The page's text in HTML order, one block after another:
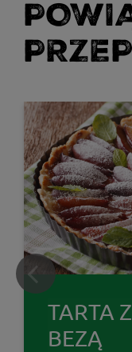
TARTA
BEZĄ